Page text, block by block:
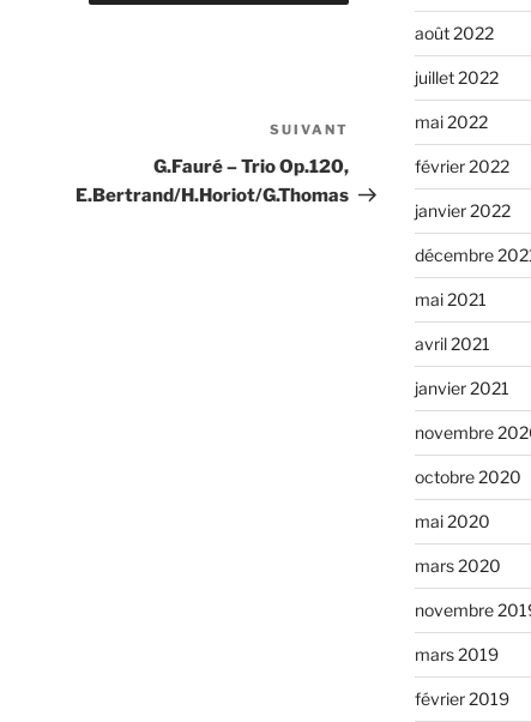
suivant
SUIVANT
G.Fauré – Trio Op.120,
E.Bertrand/H.Horiot/G.Thomas
août 2022
juillet 2022
mai 2022
février 2022
janvier 2022
décembre
mai 2021
avril 2021
janvier 2021
novembre
octobre 2020
mai 2020
mars 2020
novembre
mars 2019
février 2019